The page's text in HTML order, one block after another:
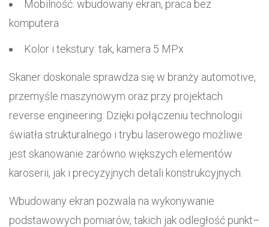
Mobilność: wbudowany ekran, praca bez
komputera
Kolor i tekstury: tak, kamera 5 MPx
Skaner doskonale sprawdza się w branży automotive,
przemyśle maszynowym oraz przy projektach
reverse engineering. Dzięki połączeniu technologii
światła strukturalnego i trybu laserowego możliwe
jest skanowanie zarówno większych elementów
karoserii, jak i precyzyjnych detali konstrukcyjnych.
Wbudowany ekran pozwala na wykonywanie
podstawowych pomiarów, takich jak odległość punkt–